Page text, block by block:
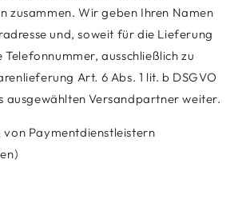
zusammen. Wir geben Ihren Namen
und, soweit für die Lieferung
ausschließlich zu
Art. 6 Abs. 1 lit. b DSGVO
ausgewählten Versandpartner weiter.
von Paymentdienstleistern